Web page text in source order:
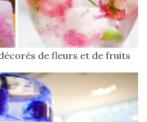
de fleurs et de fruits